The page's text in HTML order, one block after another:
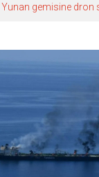
Yunan gemisine dron